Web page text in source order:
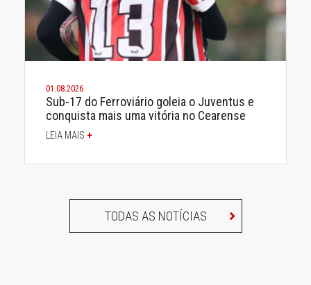
01.08.2026
Sub-17 do Ferroviário goleia o Juventus e
conquista mais uma vitória no Cearense
LEIA MAIS +
TODAS AS NOTÍCIAS